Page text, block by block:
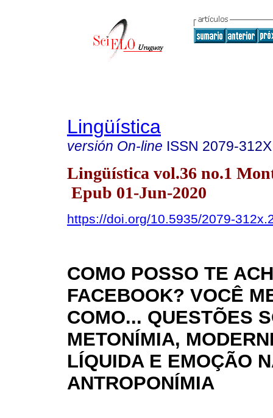
Lingüística
versión On-line ISSN 2079-312X
Lingüística vol.36 no.1
Epub 01-Jun-2020
https://doi.org/10.5935/2079-
COMO POSSO TE
FACEBOOK? VOCÊ
COMO... QUESTÕES
METONÍMIA,
LÍQUIDA E EMOÇÃO
ANTROPONÍMIA